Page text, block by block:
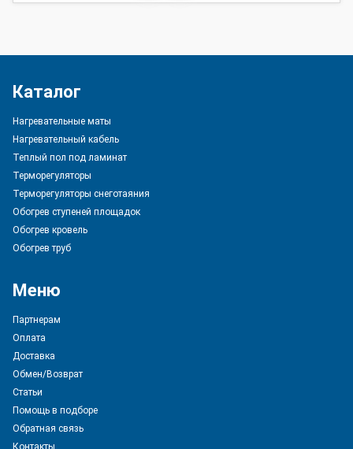
Каталог
Нагревательные маты
Нагревательный кабель
Теплый пол под ламинат
Терморегуляторы
Терморегуляторы снеготаяния
Обогрев ступеней площадок
Обогрев кровель
Обогрев труб
Меню
Партнерам
Оплата
Доставка
Обмен/Возврат
Статьи
Помощь в подборе
Обратная связь
Контакты